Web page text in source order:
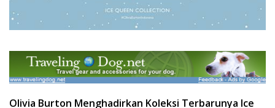
Olivia Burton Menghadirkan Koleksi Terbarunya Ice